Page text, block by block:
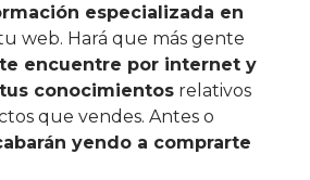
especializada en
web. Hará que más gente
te encuentre por internet y
conocimientosrelativos
que vendes. Antes o
yendo a comprarte